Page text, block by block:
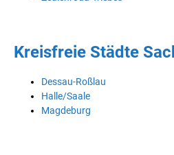
Kreisfreie Städte
Dessau-Roßlau
Halle/Saale
Magdeburg